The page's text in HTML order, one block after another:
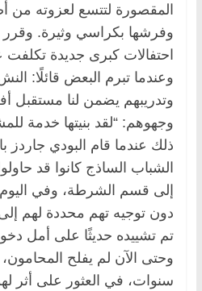
المقصورة لتتسع لعزوته من
وفرشها بكراسي وثيرة. وقرر
احتفالات كبرى جديدة تكلفت
وعندما تبرم البعض قائلًا:
وتدريبهم يضمن لنا
وجهوهم: “لقد بنيتها خدمة
ذلك عندما قام البودي
الشباب الساذج كانوا قد
إلى قسم الشرطة، وفي اليوم
دون توجيه تهم محددة لهم
تم تشييده حديثًا على أمل
وحتى الآن لم يفلح
سنوات، في العثور على أثر